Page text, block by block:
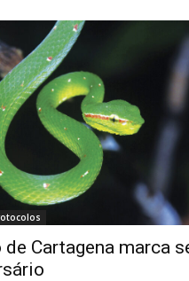
Cartagena marca